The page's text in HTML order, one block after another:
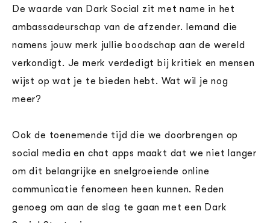
De waarde van Dark Social zit met name in het
ambassadeurschap van de afzender. Iemand die
namens jouw merk jullie boodschap aan de wereld
verkondigt. Je merk verdedigt bij kritiek en mensen
wijst op wat je te bieden hebt. Wat wil je nog
meer?
Ook de toenemende tijd die we doorbrengen op
social media en chat apps maakt dat we niet langer
om dit belangrijke en snelgroeiende online
communicatie fenomeen heen kunnen. Reden
genoeg om aan de slag te gaan met een Dark